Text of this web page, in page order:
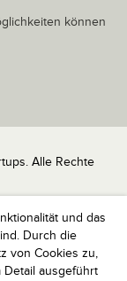
und das
Durch die
von Cookies zu,
Detail ausgeführt
können
Alle Rechte